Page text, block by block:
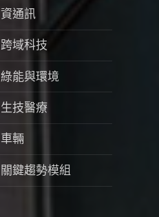
資通訊
跨域科技
綠能與環境
生技醫療
車輛
關鍵趨勢模組